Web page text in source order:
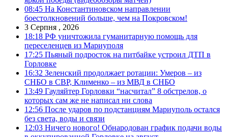
08:45 На Константиновском направлении
боестолкновений больше, чем на Покровском!
3 Серпня , 2026
18:18 РФ уничтожила гуманитарную помощь для
переселенцев из Мариуполя
17:25 Пьяный подросток на питбайке устроил ДТП в
Горловке
16:32 Зеленский продолжает ротации: Умеров – из
СНБО в СВР, Клименко – из МВД в СНБО
13:49 Гауляйтер Горловки “насчитал” 8 обстрелов, о
которых сам же не написал ни слова
12:56 После ударов по подстанциям Мариуполь остался
без света, воды и связи
12:03 Ничего нового! Обнародован график подачи воды